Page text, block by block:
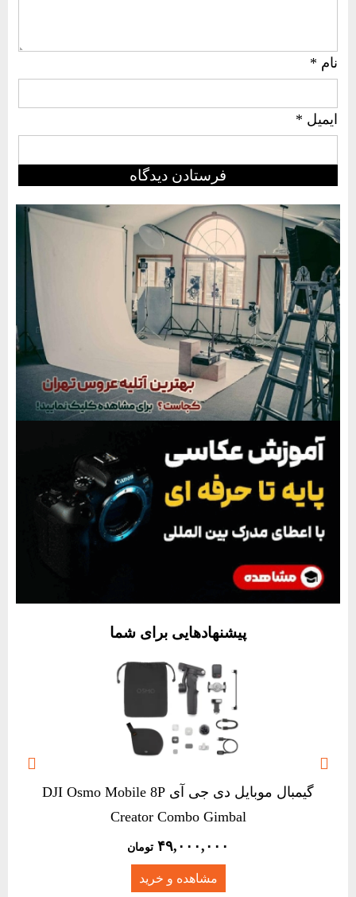
نام *
ایمیل *
پیشنهادهایی برای شما
گیمبال موبایل دی جی آی DJI Osmo Mobile 8P
Creator Combo Gimbal
۴۹,۰۰۰,۰۰۰ تومان
مشاهده و خرید
 